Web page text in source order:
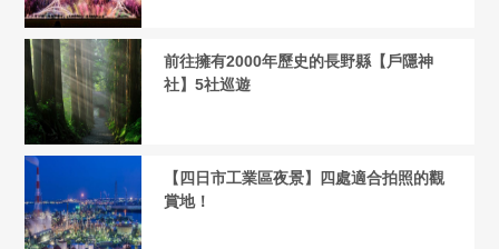
前往擁有2000年歷史的長野縣【戶隱神
社】5社巡遊
【四日市工業區夜景】四處適合拍照的觀
賞地！